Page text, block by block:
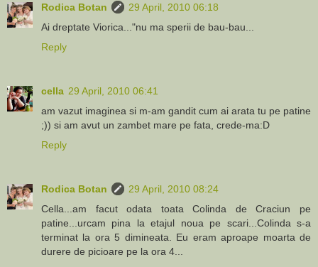
Rodica Botan
29 April, 2010 06:18
Ai dreptate Viorica..."nu ma sperii de bau-bau...
Reply
cella 29 April, 2010 06:41
am vazut imaginea si m-am gandit cum ai arata tu pe patine
;)) si am avut un zambet mare pe fata, crede-ma:D
Reply
Rodica Botan
29 April, 2010 08:24
Cella...am facut odata toata Colinda de Craciun pe
patine...urcam pina la etajul noua pe scari...Colinda s-a
terminat la ora 5 dimineata. Eu eram aproape moarta de
durere de picioare pe la ora 4...